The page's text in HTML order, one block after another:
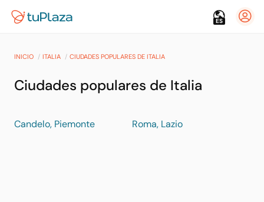
ES
INICIO ITALIA CIUDADES POPULARES DE ITALIA
Ciudades populares de Italia
Candelo, Piemonte Roma, Lazio